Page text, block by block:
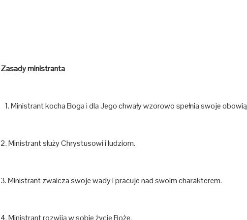
Zasady ministranta
1. Ministrant kocha Boga i dla Jego chwały wzorowo spełnia swoje
2. Ministrant służy Chrystusowi i ludziom.
3. Ministrant zwalcza swoje wady i pracuje nad swoim charakterem.
4. Ministrant rozwija w sobie życie Boże.